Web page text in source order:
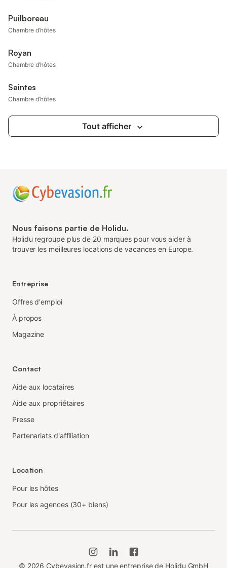
Puilboreau
Chambre d’hôtes
Royan
Chambre d’hôtes
Saintes
Chambre d’hôtes
Tout afficher
Nous faisons partie de Holidu.
Holidu regroupe plus de 20 marques pour vous aider à
trouver les meilleures locations de vacances en Europe.
Entreprise
Offres d'emploi
À propos
Magazine
Contact
Aide aux locataires
Aide aux propriétaires
Presse
Partenariats d'affiliation
Location
Pour les hôtes
Pour les agences (30+ biens)
© 2026 Cybevasion.fr est une entreprise de Holidu GmbH